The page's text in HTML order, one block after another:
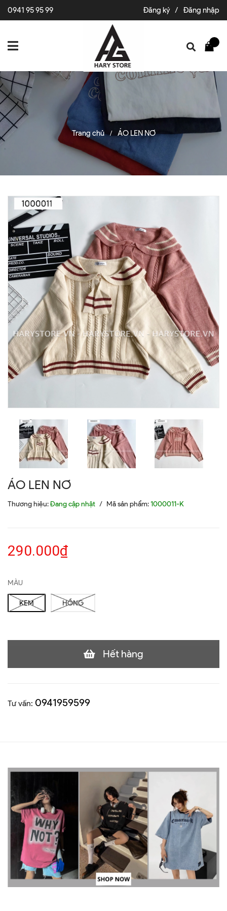
0941 95 95 99 Đăng ký / Đăng nhập
Trang chủ / ÁO LEN NƠ
ÁO LEN NƠ
Thương hiệu:Đang cập nhật / Mã sản phẩm:1000011-K
290.000₫
MÀU
KEM HỒNG
Hết hàng
Tư vấn: 0941959599